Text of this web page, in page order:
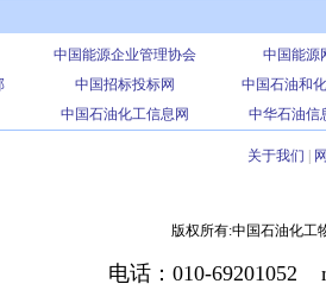
造有限公司
公司
中国能源企业管理协会
中国能源
中国招标投标网
中国石油和
中国石油化工信息网 中华石油信
关于我们
版权所有:中国石油化工
电话：010-69201052